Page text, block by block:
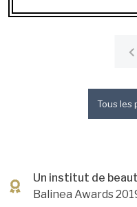
Tous les
Un institut de
Balinea Awards